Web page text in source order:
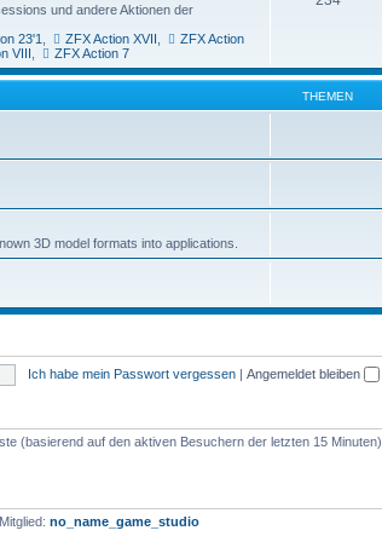
und andere Aktionen der
23'1 ZFX Action XVII
ZFX Action
VIII ZFX Action 7
THEMEN
3D model formats into applications.
Ich habe mein Passwort vergessen | Angemeldet bleiben
(basierend auf den aktiven Besuchern der letzten 15 Minuten)
no_name_game_studio